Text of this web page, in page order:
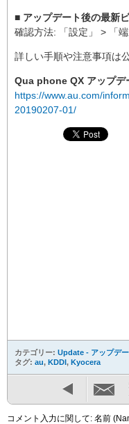
■ アップデート後の最新
確認方法: 「設定」 > 「
詳しい手順や注意事項は
Qua phone QX アップデ
https://www.au.com/
20190207-01/
カテゴリー: Update - アップデー
タグ: au, KDDI, Kyocera
コメント入力に関して: 名前